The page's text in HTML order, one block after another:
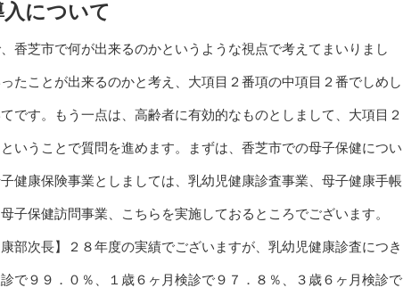
入について
香芝市で何が出来るのかというような視点で考えてまいりまし
たことが出来るのかと考え、大項目２番項の中項目２番でしめし
です。もう一点は、高齢者に有効的なものとしまして、大項目２
いうことで質問を進めます。まずは、香芝市での母子保健につい
健康保険事業としましては、乳幼児健康診査事業、母子健康手帳
子保健訪問事業、こちらを実施しておるところでございます。
部次長】２８年度の実績でございますが、乳幼児健康診査につき
で９９．０％、１歳６ヶ月検診で９７．８％、３歳６ヶ月検診で